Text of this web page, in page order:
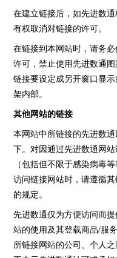
在建立链接后，如先进数
有权取消对链接的许可。
在链接到本网站时，请务
许可，禁止使用先进数通
链接要设定成另开窗口显
架内部。
其他网站的链接
本网站中所链接的先进数
下。对因通过先进数通网
（包括但不限于感染病毒
访问链接网站时，请遵循
的规定。
先进数通仅为方便访问而
站的使用及其登载商品/服
所链接网站的公司、个人